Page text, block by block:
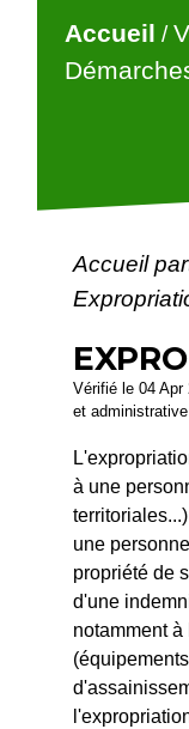
Accueil /
Accueil
Vérifié le 04 Apr
et
à une
une
propriété de
d'une
notamment